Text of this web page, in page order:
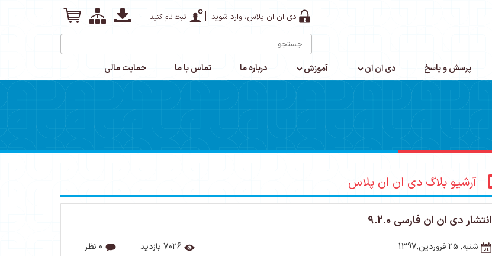
دی ان ان پلاس، وارد شوید ثبت نام کنید
پرسش و پاسخ دی ان ان آموزش درباره ما تماس با ما حمایت مالی
آرشیو بلاگ دی ان ان پلاس
انتشار دی ان ان فارسی 9.2.0
شنبه, 25 فروردین,1397